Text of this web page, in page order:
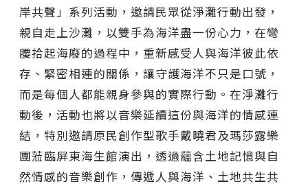
岸共聲」系列活動，邀請民眾從淨灘行動出發，
親自走上沙灘，以雙手為海洋盡一份心力，在彎
腰拾起海廢的過程中，重新感受人與海洋彼此依
存、緊密相連的關係，讓守護海洋不只是口號，
而是每個人都能親身參與的實際行動。在淨灘行
動後，活動也將以音樂延續這份與海洋的情感連
結，特別邀請原民創作型歌手戴曉君及瑪莎露樂
團蒞臨屏東海生館演出，透過蘊含土地記憶與自
然情感的音樂創作，傳遞人與海洋、土地共生共